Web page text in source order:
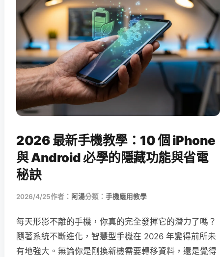
2026 最新手機教學：10 個 iPhone
與 Android 必學的隱藏功能與省電
秘訣
2026/4/25作者： 阿湯分類： 手機應用教學
每天形影不離的手機，你真的完全發揮它的潛力了嗎？
隨著系統不斷進化，智慧型手機在 2026 年變得前所未
有地強大。無論你是剛換新機需要轉移資料，還是覺得